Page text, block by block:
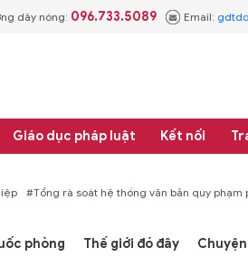
dây nóng: 096.733.5089 Email:
Giáo dục pháp luật Kết nối
#Tổng rà soát hệ thống văn bản quy phạm
phòng Thế giới đó đây